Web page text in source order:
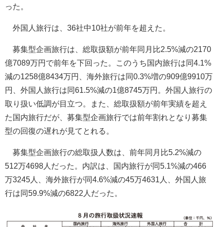
った。
外国人旅行は、36社中10社が前年を超えた。
募集型企画旅行は、総取扱額が前年同月比2.5%減の2170
億7089万円で前年を下回った。このうち国内旅行は同4.1%
減の1258億8434万円、海外旅行は同0.3%増の909億9910万
円、外国人旅行は同61.5%減の1億8745万円。外国人旅行の
取り扱い低調が目立つ。また、総取扱額が前年実績を超え
た国内旅行だが、募集型企画旅行では前年割れとなり募集
型の回復の遅れが見てとれる。
募集型企画旅行の総取扱人数は、前年同月比5.2%減の
512万4698人だった。内訳は、国内旅行が同5.1%減の466
万3245人、海外旅行が同4.6%減の45万4631人、外国人旅
行は同59.9%減の6822人だった。